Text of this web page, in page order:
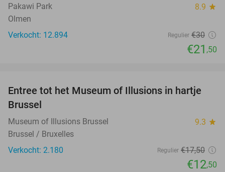
Pakawi Park 8.9 star
Olmen
Verkocht: 12.894
Regulier €30
€21 ,50
29%
Entree tot het Museum of Illusions in hartje
Brussel
Museum of Illusions Brussel 9.3 star
Brussel / Bruxelles
Verkocht: 2.180
Regulier €17,50
€12,50